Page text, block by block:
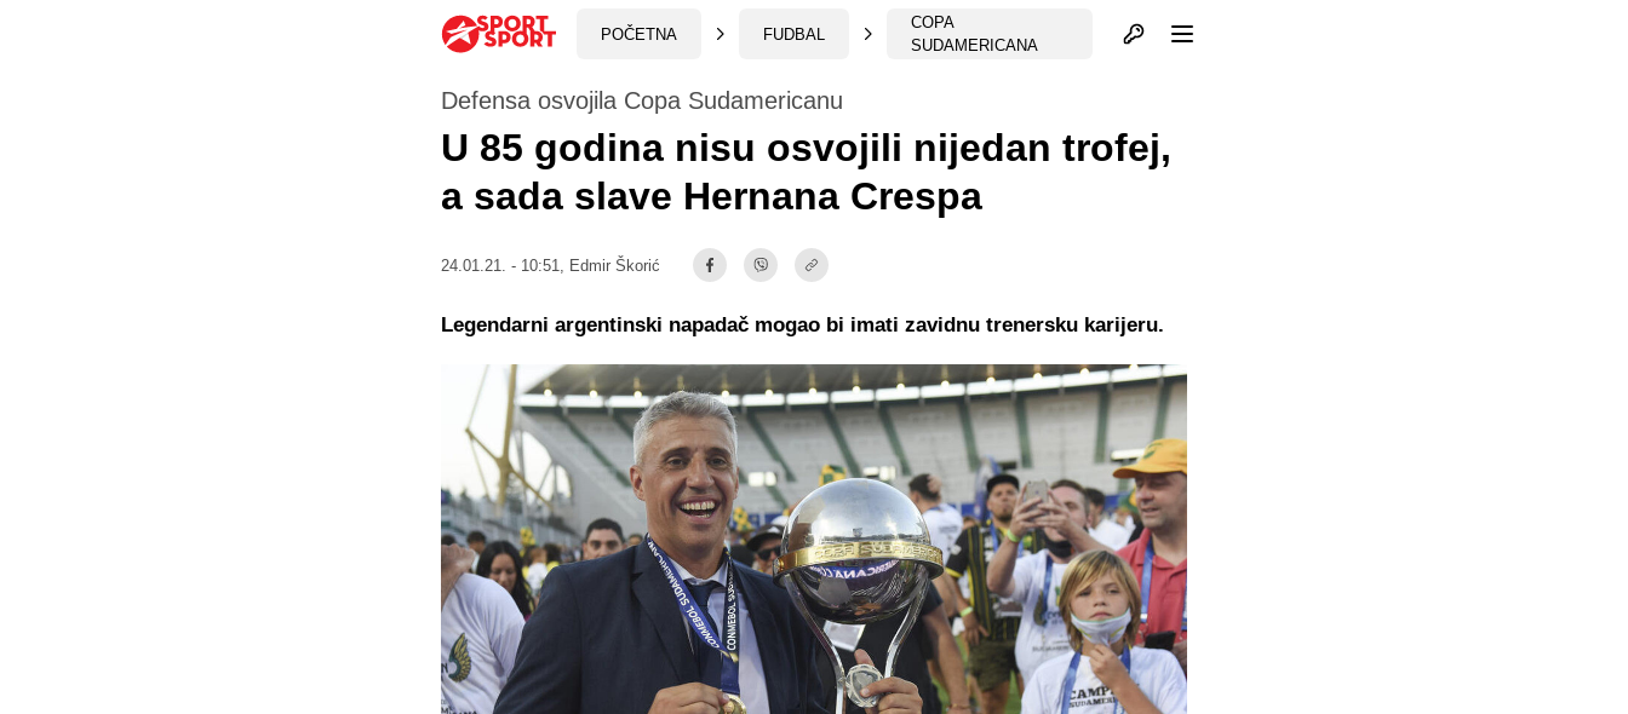
POČETNA FUDBAL
COPA
SUDAMERICANA
Otvori profil
Defensa osvojila Copa Sudamericanu
U 85 godina nisu osvojili nijedan trofej,
a sada slave Hernana Crespa
24.01.21. - 10:51, Edmir Škorić
Legendarni argentinski napadač mogao bi imati zavidnu trenersku karijeru.